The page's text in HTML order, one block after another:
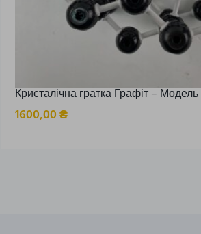
Кристалічна гратка Графіт –
1600,00₴